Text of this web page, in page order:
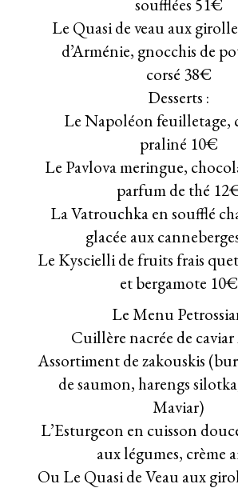
soufflées 51€
Le Quasi de veau aux
d’Arménie, gnocchis de
corsé 38€
Desserts :
Le Napoléon feuilletage,
praliné 10€
Le Pavlova meringue,
parfum de thé
La Vatrouchka en soufflé
glacée aux
Le Kyscielli de fruits frais
et bergamote 10€
Le Menu
Cuillère nacrée de
Assortiment de zakouskis
de saumon, harengs
Maviar)
L’Esturgeon en cuisson
aux légumes, crème
Ou Le Quasi de Veau aux